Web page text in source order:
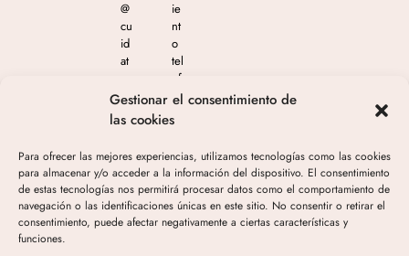
Gestionar el consentimiento de
las cookies
Para ofrecer las mejores experiencias, utilizamos tecnologías como las cookies
para almacenar y/o acceder a la información del dispositivo. El consentimiento
de estas tecnologías nos permitirá procesar datos como el comportamiento de
navegación o las identificaciones únicas en este sitio. No consentir o retirar el
consentimiento, puede afectar negativamente a ciertas características y
funciones.
@
cu
id
at
m
est
ca
.c
o
m
ie
nt
o
tel
ef
ón
en
65
4
04
4
05